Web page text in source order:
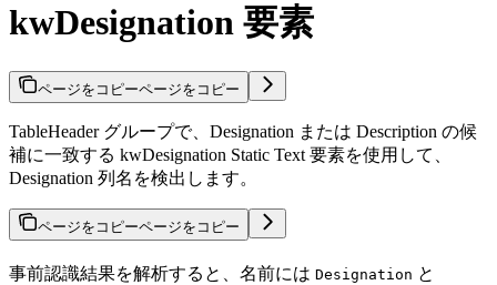
kwDesignation 要素
ページをコピーページをコピー
TableHeader グループで、Designation または Description の候
補に一致する kwDesignation Static Text 要素を使用して、
Designation 列名を検出します。
ページをコピーページをコピー
事前認識結果を解析すると、名前には Designation と